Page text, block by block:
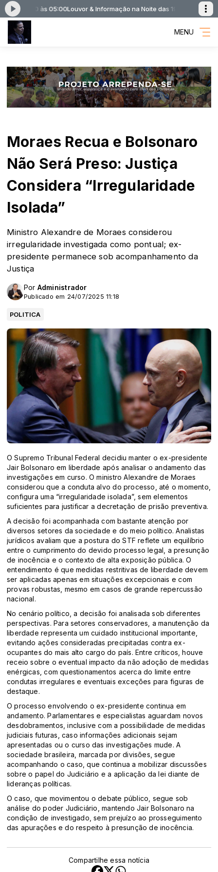
19:00 às 05:00Louvor & Informação na Noite das 19:00 às 05:00
MENU
Moraes Recua e Bolsonaro
Não Será Preso: Justiça
Considera “Irregularidade
Isolada”
Ministro Alexandre de Moraes considerou
irregularidade investigada como pontual; ex-
presidente permanece sob acompanhamento da
Justiça
Por Administrador
Publicado em 24/07/2025 11:18
POLITICA
O Supremo Tribunal Federal decidiu manter o ex-presidente
Jair Bolsonaro em liberdade após analisar o andamento das
investigações em curso. O ministro Alexandre de Moraes
considerou que a conduta alvo do processo, até o momento,
configura uma “irregularidade isolada”, sem elementos
suficientes para justificar a decretação de prisão preventiva.
A decisão foi acompanhada com bastante atenção por
diversos setores da sociedade e do meio político. Analistas
jurídicos avaliam que a postura do STF reflete um equilíbrio
entre o cumprimento do devido processo legal, a presunção
de inocência e o contexto de alta exposição pública. O
entendimento é que medidas restritivas de liberdade devem
ser aplicadas apenas em situações excepcionais e com
provas robustas, mesmo em casos de grande repercussão
nacional.
No cenário político, a decisão foi analisada sob diferentes
perspectivas. Para setores conservadores, a manutenção da
liberdade representa um cuidado institucional importante,
evitando ações consideradas precipitadas contra ex-
ocupantes do mais alto cargo do país. Entre críticos, houve
receio sobre o eventual impacto da não adoção de medidas
enérgicas, com questionamentos acerca do limite entre
condutas irregulares e eventuais exceções para figuras de
destaque.
O processo envolvendo o ex-presidente continua em
andamento. Parlamentares e especialistas aguardam novos
desdobramentos, inclusive com a possibilidade de medidas
judiciais futuras, caso informações adicionais sejam
apresentadas ou o curso das investigações mude. A
sociedade brasileira, marcada por divisões, segue
acompanhando o caso, que continua a mobilizar discussões
sobre o papel do Judiciário e a aplicação da lei diante de
lideranças políticas.
O caso, que movimentou o debate público, segue sob
análise do poder Judiciário, mantendo Jair Bolsonaro na
condição de investigado, sem prejuízo ao prosseguimento
das apurações e do respeito à presunção de inocência.
Compartilhe essa notícia